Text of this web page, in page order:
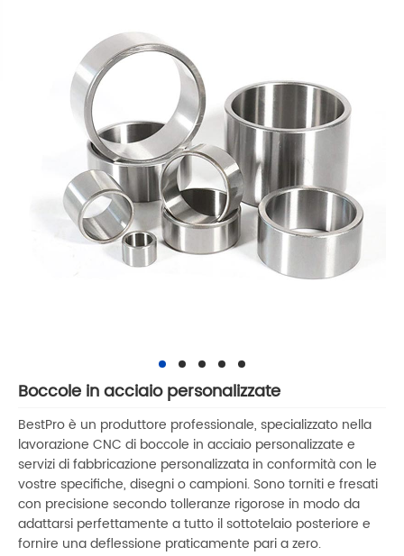
Boccole in acciaio personalizzate
BestPro è un produttore professionale, specializzato nella
lavorazione CNC di boccole in acciaio personalizzate e
servizi di fabbricazione personalizzata in conformità con le
vostre specifiche, disegni o campioni. Sono torniti e fresati
con precisione secondo tolleranze rigorose in modo da
adattarsi perfettamente a tutto il sottotelaio posteriore e
fornire una deflessione praticamente pari a zero.